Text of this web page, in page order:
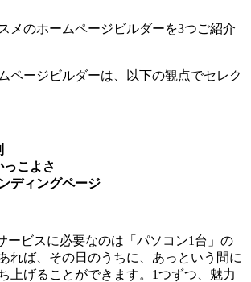
メのホームページビルダーを3つご紹介
ページビルダーは、以下の観点でセレク
こよさ
ディングページ
ービスに必要なのは「パソコン1台」の
れば、その日のうちに、あっという間に
上げることができます。1つずつ、魅力